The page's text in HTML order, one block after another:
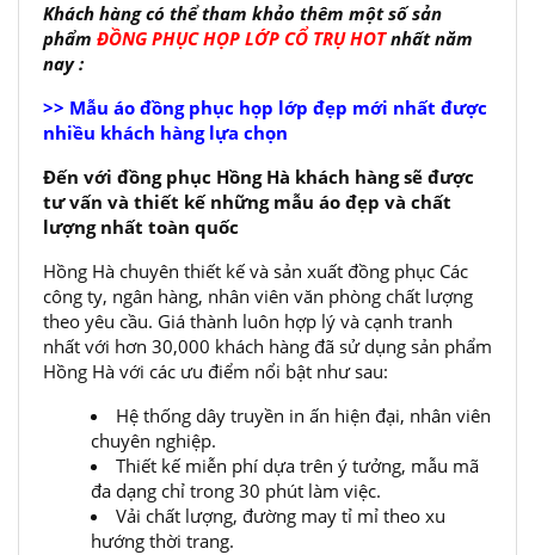
Khách hàng có thể tham khảo thêm một số sản
phẩm ĐỒNG PHỤC HỌP LỚP CỔ TRỤ HOTnhất năm
nay :
>> Mẫu áo đồng phục họp lớp đẹp mới nhất được
nhiều khách hàng lựa chọn
Đến với đồng phục Hồng Hà khách hàng sẽ được
tư vấn và thiết kế những mẫu áo đẹp và chất
lượng nhất toàn quốc
Hồng Hà chuyên thiết kế và sản xuất đồng phục Các
công ty, ngân hàng, nhân viên văn phòng chất lượng
theo yêu cầu. Giá thành luôn hợp lý và cạnh tranh
nhất với hơn 30,000 khách hàng đã sử dụng sản phẩm
Hồng Hà với các ưu điểm nổi bật như sau:
Hệ thống dây truyền in ấn hiện đại, nhân viên
chuyên nghiệp.
Thiết kế miễn phí dựa trên ý tưởng, mẫu mã
đa dạng chỉ trong 30 phút làm việc.
Vải chất lượng, đường may tỉ mỉ theo xu
hướng thời trang.